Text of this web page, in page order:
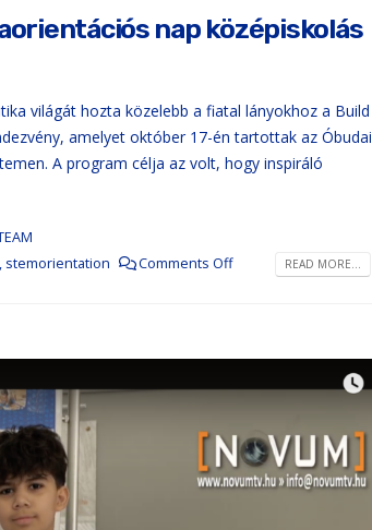
nap középiskolás
világát hozta közelebb a fiatal lányokhoz a Build
amelyet október 17-én tartottak az Óbudai
A program célja az volt, hogy inspiráló
stemorientation Comments Off READ MORE...